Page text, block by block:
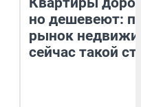
но дешевеют:
рынок
сейчас такой